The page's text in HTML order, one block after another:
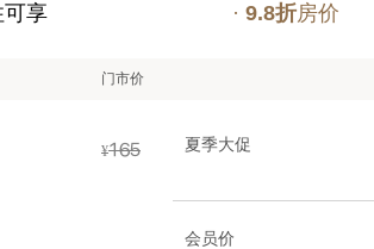
可享 · 9.8折房价
门市价
¥ 夏季大促
会员价